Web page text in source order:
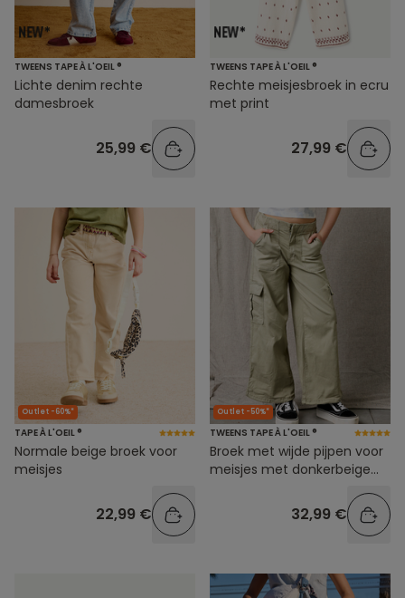
TWEENS TAPE À L'OEIL ®
Lichte denim rechte
damesbroek
25,99 €
TWEENS TAPE À L'OEIL ®
Rechte meisjesbroek in ecru
met print
27,99 €
Outlet -60%*
TAPE À L'OEIL ®
Normale beige broek voor
meisjes
22,99 €
Outlet -50%*
TWEENS TAPE À L'OEIL ®
Broek met wijde pijpen voor
meisjes met donkerbeige
32,99 €